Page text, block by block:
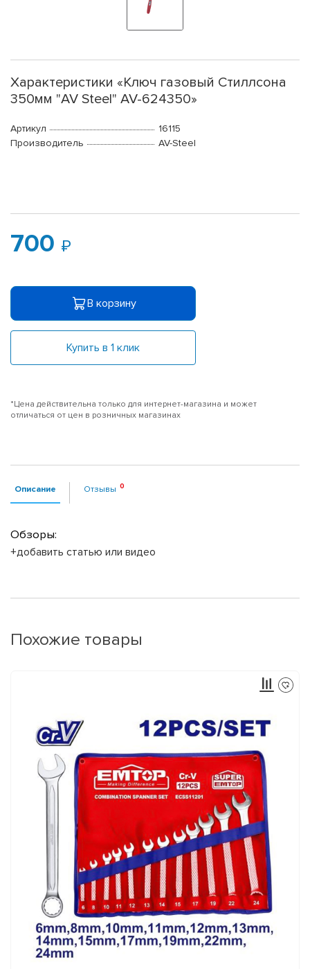
Характеристики «Ключ газовый Стиллсона
350мм "AV Steel" AV-624350»
Артикул
16115
Производитель
AV-Steel
700
В корзину
Купить в 1 клик
*Цена действительна только для интернет-магазина и может
отличаться от цен в розничных магазинах
Описание Отзывы
Обзоры:
+добавить статью или видео
Похожие товары